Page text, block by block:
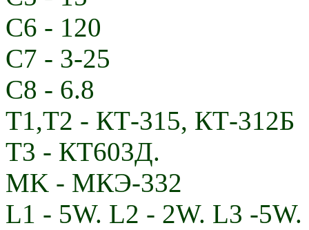
C6 - 120
C7 - 3-25
C8 - 6.8
T1,T2 - КТ-315, КТ-312Б
T3 - КТ603Д.
MK - МКЭ-332
L1 - 5W. L2 - 2W. L3 -